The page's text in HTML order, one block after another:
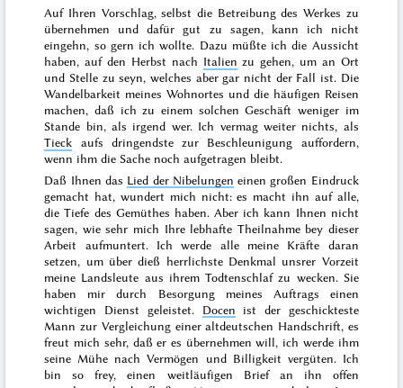
Auf Ihren Vorschlag, selbst die Betreibung des Werkes zu
übernehmen und dafür gut zu sagen, kann ich nicht
eingehn, so gern ich wollte. Dazu müßte ich die Aussicht
haben, auf den Herbst nach Italien zu gehen, um an Ort
und Stelle zu seyn, welches aber gar nicht der Fall ist. Die
Wandelbarkeit meines Wohnortes und die häufigen Reisen
machen, daß ich zu einem solchen Geschäft weniger im
Stande bin, als irgend wer. Ich vermag weiter nichts, als
Tieck aufs dringendste zur Beschleunigung auffordern,
wenn ihm die Sache noch aufgetragen bleibt.
Daß Ihnen das Lied der Nibelungen einen großen Eindruck
gemacht hat, wundert mich nicht: es macht ihn auf alle,
die Tiefe des Gemüthes haben. Aber ich kann Ihnen nicht
sagen, wie sehr mich Ihre lebhafte Theilnahme bey dieser
Arbeit aufmuntert. Ich werde alle meine Kräfte daran
setzen, um über dieß herrlichste Denkmal unsrer Vorzeit
meine Landsleute aus ihrem Todtenschlaf zu wecken. Sie
haben mir durch Besorgung meines Auftrags einen
wichtigen Dienst geleistet. Docen ist der geschickteste
Mann zur Vergleichung einer altdeutschen Handschrift, es
freut mich sehr, daß er es übernehmen will, ich werde ihm
seine Mühe nach Vermögen und Billigkeit vergüten. Ich
bin so frey, einen weitläufigen Brief an ihn offen